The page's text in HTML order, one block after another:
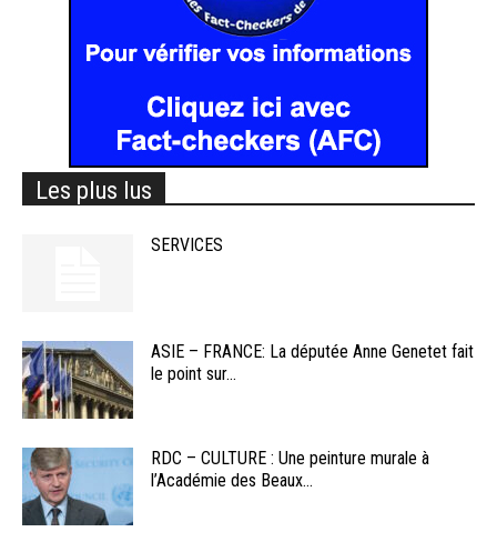
Les plus lus
SERVICES
ASIE – FRANCE: La députée Anne Genetet fait
le point sur...
RDC – CULTURE : Une peinture murale à
l’Académie des Beaux...